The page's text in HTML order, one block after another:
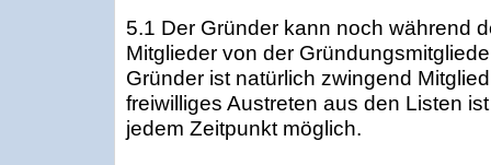
5.1 Der Gründer kann noch während
Mitglieder von der
Gründer ist natürlich zwingend
freiwilliges Austreten aus den Listen
jedem Zeitpunkt möglich.